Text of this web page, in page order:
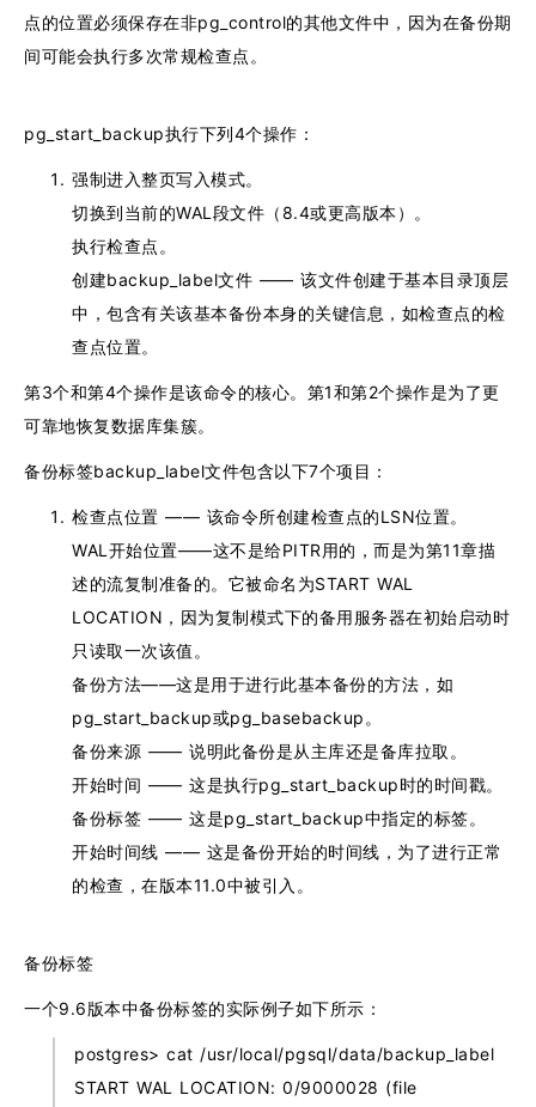
点的位置必须保存在非pg_control的其他文件中，因为在备份期
间可能会执行多次常规检查点。
pg_start_backup执行下列4个操作：
强制进入整页写入模式。
切换到当前的WAL段文件（8.4或更高版本）。
执行检查点。
创建backup_label文件 —— 该文件创建于基本目录顶层
中，包含有关该基本备份本身的关键信息，如检查点的检
查点位置。
第3个和第4个操作是该命令的核心。第1和第2个操作是为了更
可靠地恢复数据库集簇。
备份标签backup_label文件包含以下7个项目：
检查点位置 —— 该命令所创建检查点的LSN位置。
WAL开始位置——这不是给PITR用的，而是为第11章描
述的流复制准备的。它被命名为START WAL
LOCATION，因为复制模式下的备用服务器在初始启动时
只读取一次该值。
备份方法——这是用于进行此基本备份的方法，如
pg_start_backup或pg_basebackup。
备份来源 —— 说明此备份是从主库还是备库拉取。
开始时间 —— 这是执行pg_start_backup时的时间戳。
备份标签 —— 这是pg_start_backup中指定的标签。
开始时间线 —— 这是备份开始的时间线，为了进行正常
的检查，在版本11.0中被引入。
备份标签
一个9.6版本中备份标签的实际例子如下所示：
postgres> cat /usr/local/pgsql/data/backup_label
START WAL LOCATION: 0/9000028 (file